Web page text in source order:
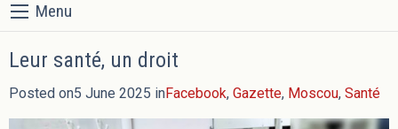
Menu
Leur santé, un droit
Posted on5 June 2025 inFacebook, Gazette, Moscou, Santé